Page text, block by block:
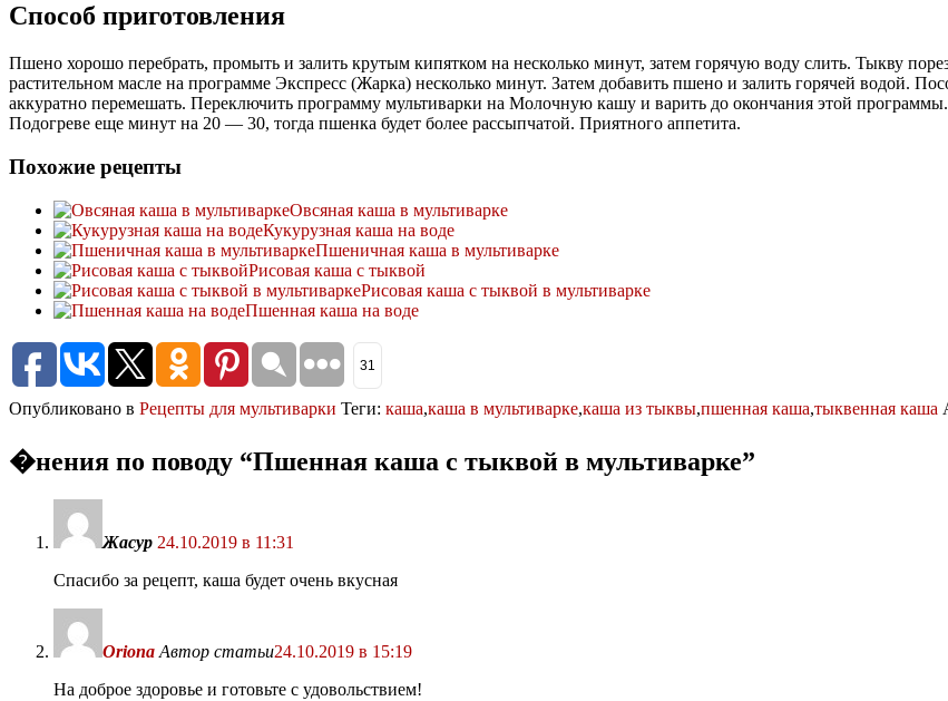
Способ приготовления
Пшено хорошо перебрать, промыть и залить крутым кипятком на несколько минут, затем горячую воду слить. Тыкву
растительном масле на программе Экспресс (Жарка) несколько минут. Затем добавить пшено и залить горячей водой.
аккуратно перемешать. Переключить программу мультиварки на Молочную кашу и варить до окончания этой
Подогреве еще минут на 20 — 30, тогда пшенка будет более рассыпчатой. Приятного аппетита.
Похожие рецепты
Овсяная каша в мультиварке
Кукурузная каша на воде
Пшеничная каша в мультиварке
Рисовая каша с тыквой
Рисовая каша с тыквой в мультиварке
Пшенная каша на воде
31
Опубликовано в Рецепты для мультиварки Теги: каша,каша в мультиварке,каша из тыквы,пшенная каша,тыквенная каша
�нения по поводу “Пшенная каша с тыквой в мультиварке”
Жасур 24.10.2019 в 11:31
Спасибо за рецепт, каша будет очень вкусная
Oriona Автор статьи24.10.2019 в 15:19
На доброе здоровье и готовьте с удовольствием!